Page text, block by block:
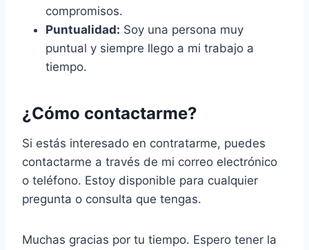
compromisos.
Puntualidad: Soy una persona muy
puntual y siempre llego a mi trabajo a
tiempo.
¿Cómo contactarme?
Si estás interesado en contratarme, puedes
contactarme a través de mi correo electrónico
o teléfono. Estoy disponible para cualquier
pregunta o consulta que tengas.
Muchas gracias por tu tiempo. Espero tener la